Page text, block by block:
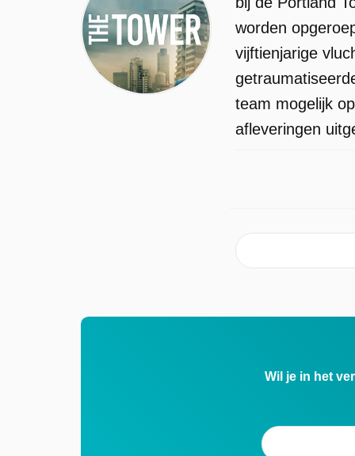
worden
vijftienjarige
team mogelijk
afleveringen
Wil je in het